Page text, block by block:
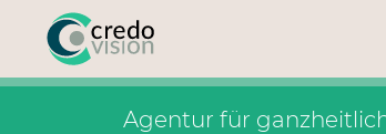
Agentur für